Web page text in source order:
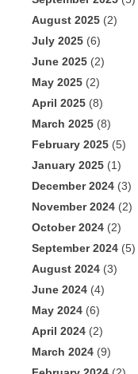
August 2025 (2)
July 2025 (6)
June 2025 (2)
May 2025 (2)
April 2025 (8)
March 2025 (8)
February 2025 (5)
January 2025 (1)
December 2024 (3)
November 2024 (2)
October 2024 (2)
September 2024 (5)
August 2024 (3)
June 2024 (4)
May 2024 (6)
April 2024 (2)
March 2024 (9)